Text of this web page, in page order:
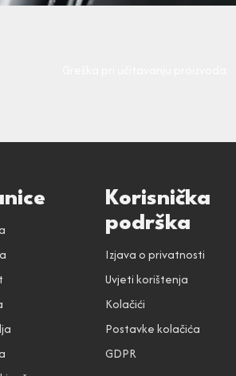
Korisnička
podrška
Izjava o privatnosti
Uvjeti korištenja
Kolačići
Postavke kolačića
GDPR